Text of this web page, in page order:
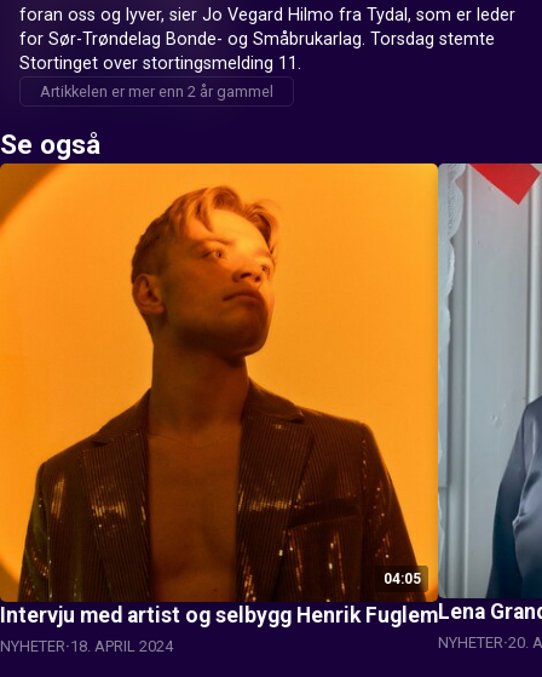
foran oss og lyver, sier Jo Vegard Hilmo fra Tydal, som er leder
for Sør-Trøndelag Bonde- og Småbrukarlag. Torsdag stemte
Stortinget over stortingsmelding 11.
Artikkelen er mer enn 2 år gammel
Se også
04:05
Intervju med artist og selbygg Henrik Fuglem
NYHETER 18. APRIL 2024
Lena
NYHETER 20.